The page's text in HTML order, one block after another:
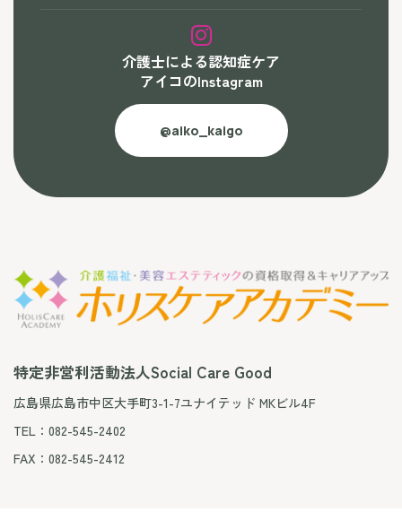
介護士による認知症ケア
アイコのInstagram
@aiko_kaigo
特定非営利活動法人Social Care Good
広島県広島市中区大手町3-1-7ユナイテッド MKビル4F
TEL：082-545-2402
FAX：082-545-2412